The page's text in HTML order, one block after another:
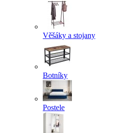
Věšáky a stojany
Botníky
Postele